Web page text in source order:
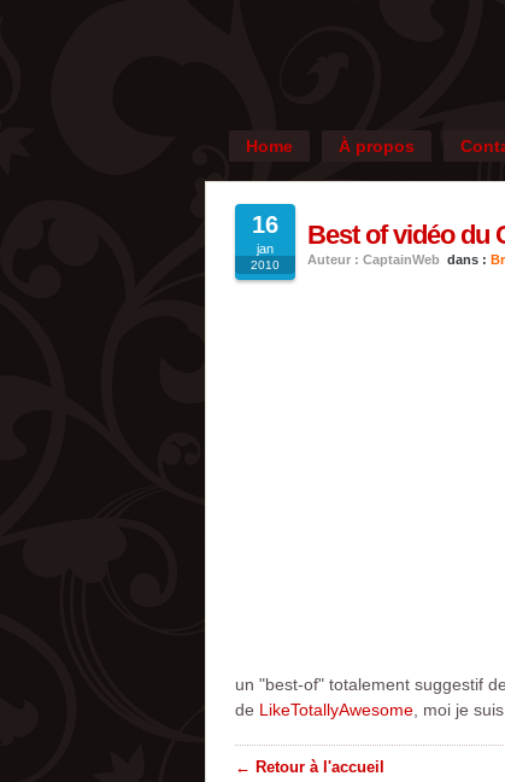
Home À propos
16
jan
2010
Best of vidéo du
Auteur : CaptainWeb dans :
un "best-of" totalement suggestif
de LikeTotallyAwesome, moi je
← Retour à l'accueil